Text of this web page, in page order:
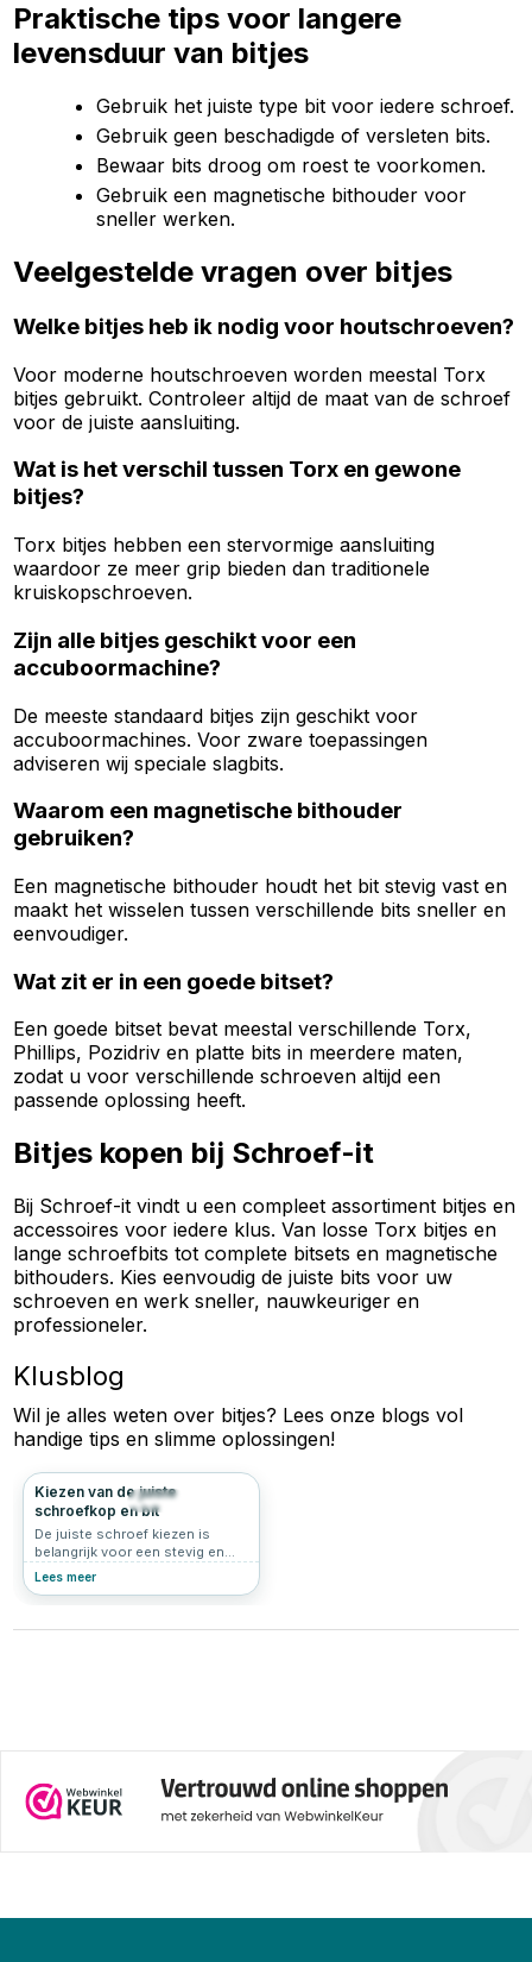
Praktische tips voor langere
levensduur van bitjes
Gebruik het juiste type bit voor iedere schroef.
Gebruik geen beschadigde of versleten bits.
Bewaar bits droog om roest te voorkomen.
Gebruik een magnetische bithouder voor
sneller werken.
Veelgestelde vragen over bitjes
Welke bitjes heb ik nodig voor houtschroeven?
Voor moderne houtschroeven worden meestal Torx
bitjes gebruikt. Controleer altijd de maat van de schroef
voor de juiste aansluiting.
Wat is het verschil tussen Torx en gewone
bitjes?
Torx bitjes hebben een stervormige aansluiting
waardoor ze meer grip bieden dan traditionele
kruiskopschroeven.
Zijn alle bitjes geschikt voor een
accuboormachine?
De meeste standaard bitjes zijn geschikt voor
accuboormachines. Voor zware toepassingen
adviseren wij speciale slagbits.
Waarom een magnetische bithouder
gebruiken?
Een magnetische bithouder houdt het bit stevig vast en
maakt het wisselen tussen verschillende bits sneller en
eenvoudiger.
Wat zit er in een goede bitset?
Een goede bitset bevat meestal verschillende Torx,
Phillips, Pozidriv en platte bits in meerdere maten,
zodat u voor verschillende schroeven altijd een
passende oplossing heeft.
Bitjes kopen bij Schroef-it
Bij Schroef-it vindt u een compleet assortiment bitjes en
accessoires voor iedere klus. Van losse Torx bitjes en
lange schroefbits tot complete bitsets en magnetische
bithouders. Kies eenvoudig de juiste bits voor uw
schroeven en werk sneller, nauwkeuriger en
professioneler.
Klusblog
Wil je alles weten over bitjes? Lees onze blogs vol
handige tips en slimme oplossingen!
230
Kiezen van de juiste
schroefkop en bit
De juiste schroef kiezen is
belangrijk voor een stevig en
esthetisch verantwoord
schroefkoppen én de
tegenkomen, zodat je voor elke
klus de juiste keuze maakt.
Lees meer